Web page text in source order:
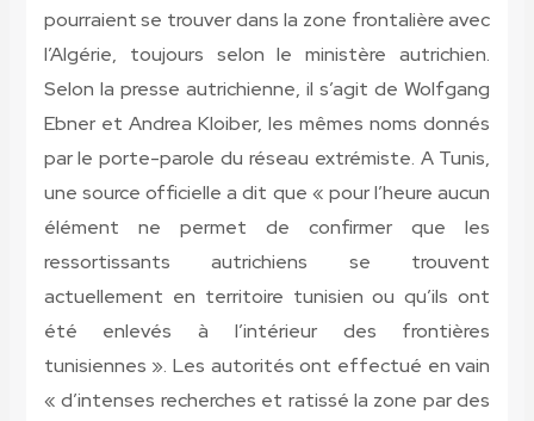
pourraient se trouver dans la zone frontalière avec
l’Algérie, toujours selon le ministère autrichien.
Selon la presse autrichienne, il s’agit de Wolfgang
Ebner et Andrea Kloiber, les mêmes noms donnés
par le porte-parole du réseau extrémiste. A Tunis,
une source officielle a dit que « pour l’heure aucun
élément ne permet de confirmer que les
ressortissants autrichiens se trouvent
actuellement en territoire tunisien ou qu’ils ont
été enlevés à l’intérieur des frontières
tunisiennes ». Les autorités ont effectué en vain
« d’intenses recherches et ratissé la zone par des